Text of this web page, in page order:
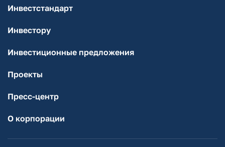
Инвестстандарт
Инвестору
Инвестиционные предложения
Проекты
Пресс-центр
О корпорации